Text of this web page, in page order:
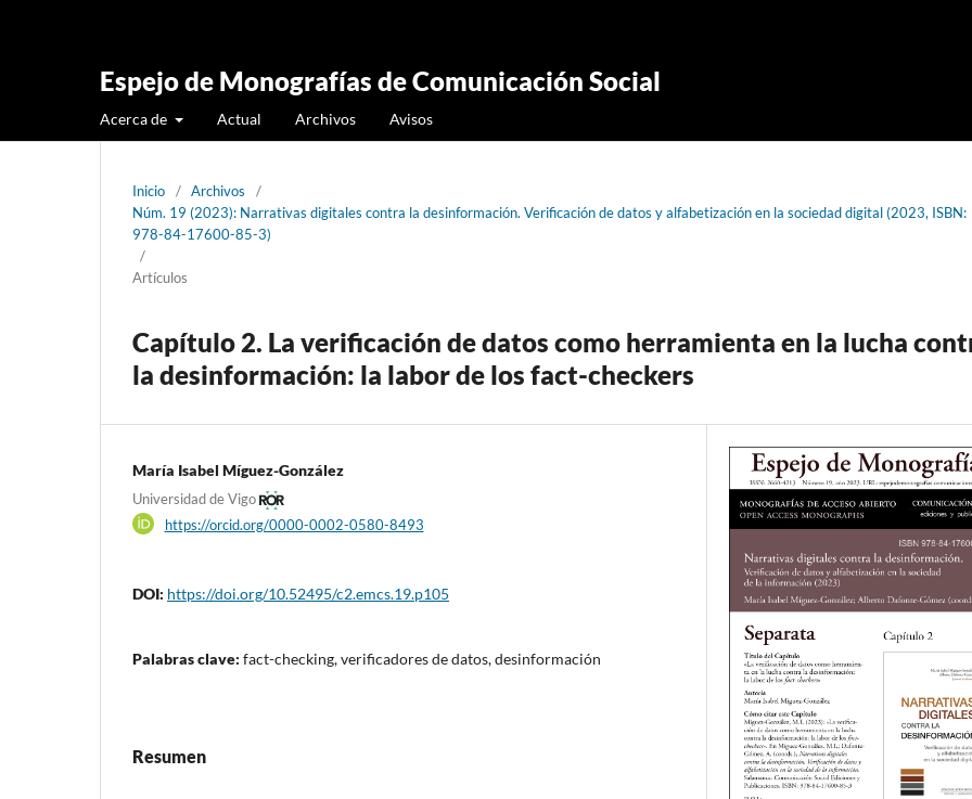
Espejo de Monografías de Comunicación Social
Acerca de Actual Archivos Avisos
Inicio / Archivos
/
Núm. 19 (2023): Narrativas digitales contra la desinformación. Verificación de datos y alfabetización en la sociedad digital (2023, ISBN:
978-84-17600-85-3)
/
Artículos
Capítulo 2. La verificación de datos como herramienta en la lucha
la desinformación: la labor de los fact-checkers
María Isabel Míguez-González
Universidad de Vigo
https://orcid.org/0000-0002-0580-8493
DOI: https://doi.org/10.52495/c2.emcs.19.p105
Palabras clave: fact-checking, verificadores de datos, desinformación
Resumen